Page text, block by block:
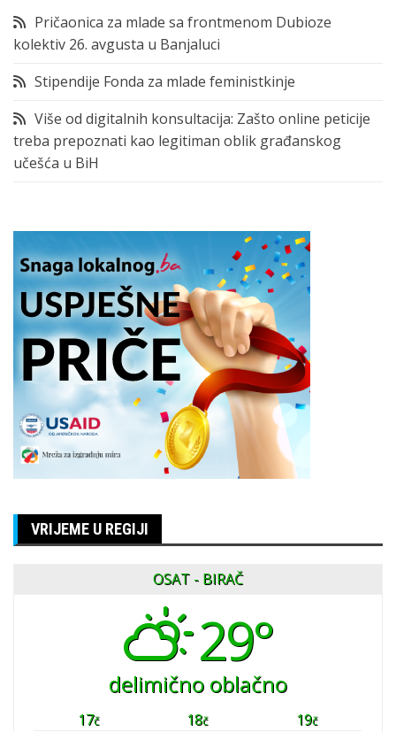
Pričaonica za mlade sa frontmenom Dubioze
kolektiv 26. avgusta u Banjaluci
Stipendije Fonda za mlade feministkinje
Više od digitalnih konsultacija: Zašto online peticije
treba prepoznati kao legitiman oblik građanskog
učešća u BiH
VRIJEME U REGIJI
OSAT - BIRAČ
29°
delimično oblačno
17č 18č 19č